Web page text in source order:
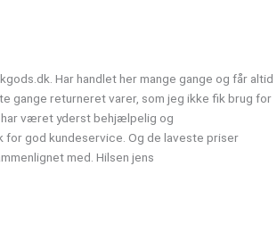
Har handlet her mange gange og får altid
gange returneret varer, som jeg ikke fik brug for
været yderst behjælpelig og
for god kundeservice. Og de laveste priser
med. Hilsen jens